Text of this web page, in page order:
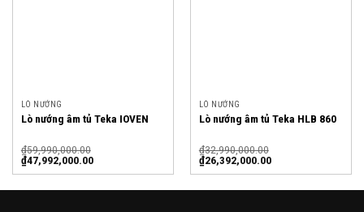
LÒ NƯỚNG
Lò nướng âm tủ Teka IOVEN
₫59,990,000.00
₫47,992,000.00
LÒ NƯỚNG
Lò nướng âm tủ Teka HLB 860
₫32,990,000.00
₫26,392,000.00